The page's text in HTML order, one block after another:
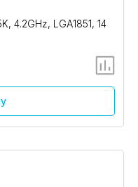
4.2GHz, LGA1851, 14